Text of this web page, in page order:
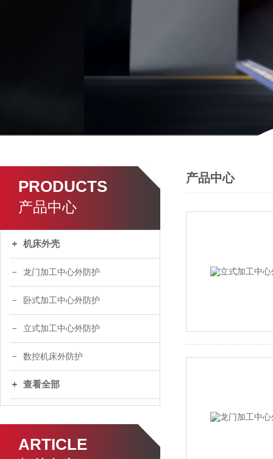
PRODUCTS
产品中心
机床外壳
龙门加工中心外防护
卧式加工中心外防护
立式加工中心外防护
数控机床外防护
查看全部
ARTICLE
产品中心